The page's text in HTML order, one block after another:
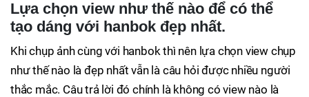
Lựa chọn view như thế nào để có thể
tạo dáng với hanbok đẹp nhất.
Khi chụp ảnh cùng với hanbok thì nên lựa chọn view chụp
như thế nào là đẹp nhất vẫn là câu hỏi được nhiều người
thắc mắc. Câu trả lời đó chính là không có view nào là